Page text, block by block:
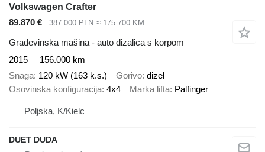
Volkswagen Crafter
89.870 €
387.000 PLN ≈ 175.700 KM
Građevinska mašina - auto dizalica s korpom
2015
156.000 km
Snaga 120 kW (163 k.s.) Gorivo dizel
Osovinska konfiguracija 4x4 Marka lifta Palfinger
Poljska, K/Kielc
DUET DUDA